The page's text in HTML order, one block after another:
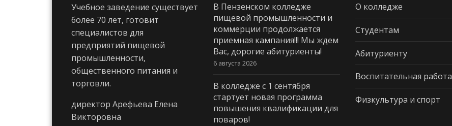
Учебное заведение существует
более 70 лет, готовит
специалистов для
предприятий пищевой
промышленности,
общественного питания и
торговли.
директор Арефьева Елена
Викторовна
В Пензенском колледже
пищевой промышленности и
коммерции продолжается
приемная кампания!!! Мы ждем
Вас, дорогие абитуриенты!
6 августа 2026
В колледже с 1 сентября
стартует новая программа
повышения квалификации для
поваров!
О колледже
Студентам
Абитуриенту
Воспитательная работа
Физкультура и спорт